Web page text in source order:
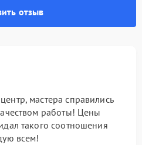
отзыв
мастера справились
работы! Цены
такого соотношения
всем!